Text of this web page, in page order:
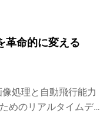
革命的に変える
処理と自動飛行能力
めのリアルタイムデー